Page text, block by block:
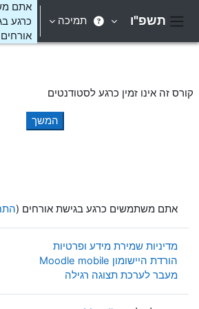
תשפ"ו תמיכה
אתם
כרגע
אורחים
קורס זה אינו זמין כרגע לסטודנטים
המשך
אתם משתמשים כרגע בגישת אורחים (
מדיניות שמירת מידע ופרטיות
הורדת היישומון Moodle mobile
מעבר לערכת תצוגה רגילה